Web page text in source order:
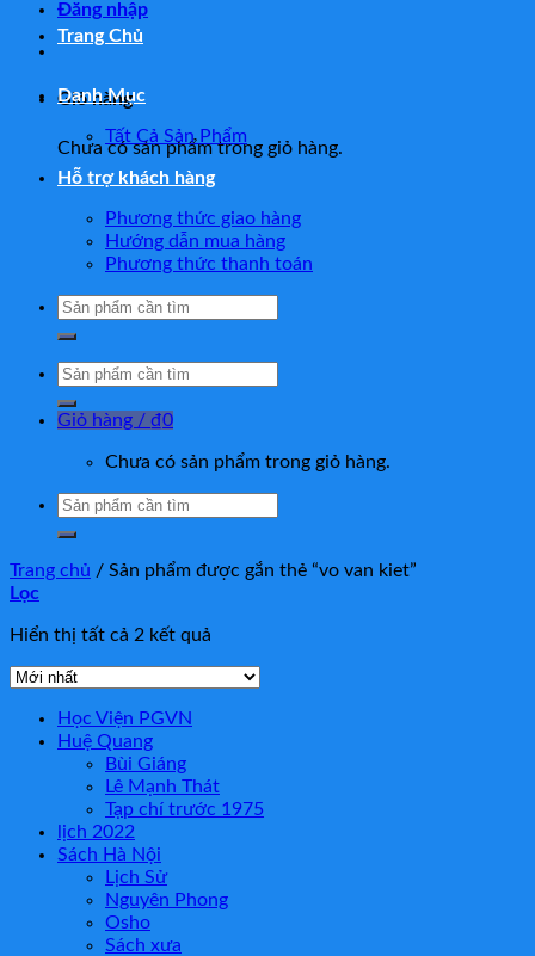
Đăng nhập
Giỏ hàng
Chưa có sản phẩm trong giỏ hàng.
Trang Chủ
Danh Mục
Tất Cả Sản Phẩm
Hỗ trợ khách hàng
Phương thức giao hàng
Hướng dẫn mua hàng
Phương thức thanh toán
Tìm
Tìm
Giỏ hàng / ₫0
Chưa có sản phẩm trong giỏ hàng.
Tìm
Trang chủ / Sản phẩm được gắn thẻ “vo van kiet”
Lọc
Hiển thị tất cả 2 kết quả
Học Viện PGVN
Huệ Quang
Bùi Giáng
Lê Mạnh Thát
Tạp chí trước 1975
lịch 2022
Sách Hà Nội
Lịch Sử
Nguyên Phong
Osho
Sách xưa